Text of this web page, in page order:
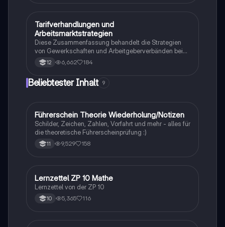
über das Demokratiedefizit und die Rolle der EU-
Institutionen wie der Europäischen Kommission, des
Europäischen Parlaments und des Europäischen
Rates. Ideal für Studierende der Politikwissenschaft
und Rechtswissenschaft.
Wirtschaft und Recht
Tarifverhandlungen und
Arbeitsmarktstrategien
Diese Zusammenfassung behandelt die Strategien
von Gewerkschaften und Arbeitgeberverbänden bei
Tarifverhandlungen sowie die Auswirkungen auf den
Arbeitsmarkt. Wichtige Themen sind Tarifautonomie,
Mindestlohn und die Rolle von Gewerkschaften und
Tarifpolitik.
12 6,662 184
Beliebtester Inhalt 9
Lerntipps
Führerschein Theorie Wiederholung/Notizen
Schilder, Zeichen, Zahlen, Vorfahrt und mehr - alles für
die theoretische Führerscheinprüfung :)
11 9,529 158
Mathe
Lernzettel ZP 10 Mathe
Lernzettel von der ZP 10
10 5,365 116